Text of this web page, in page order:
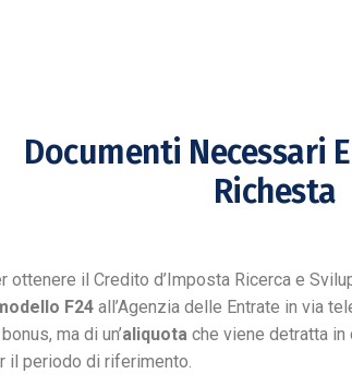
Documenti Necessari
Richesta
ottenere il Credito d’Imposta Ricerca e
F24 all’Agenzia delle Entrate in via
ma di un’aliquota che viene detratta
il periodo di riferimento.